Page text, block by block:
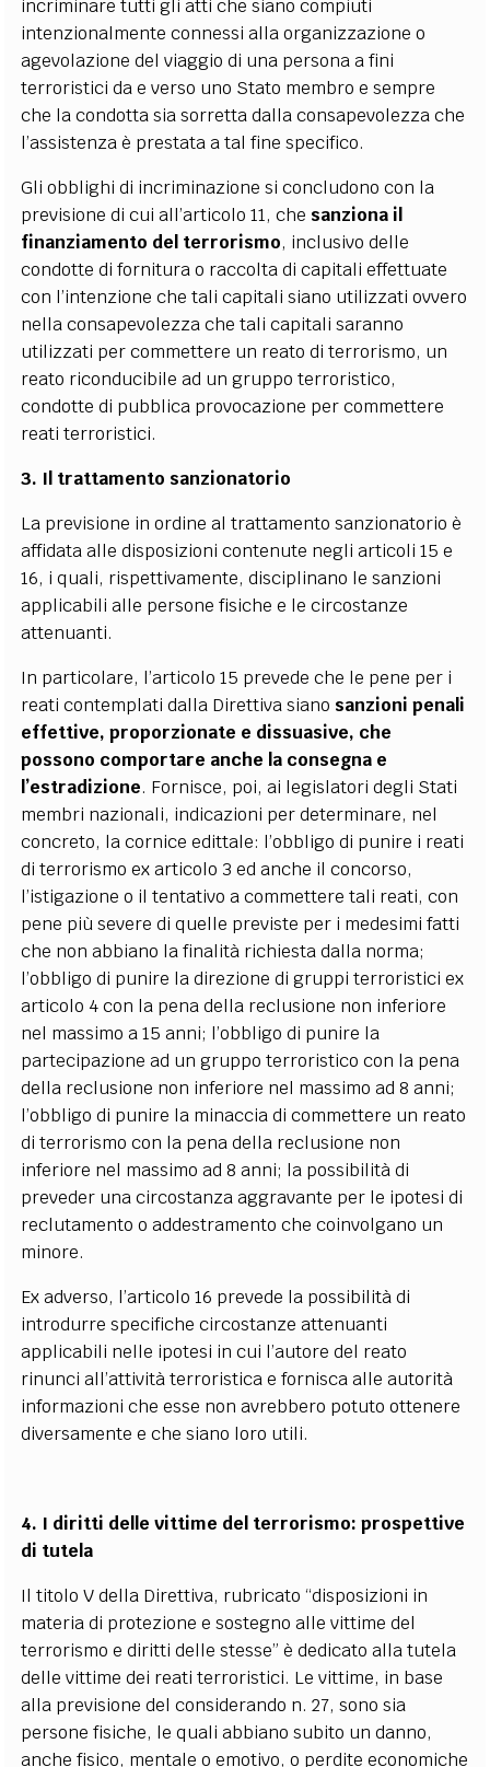
incriminare tutti gli atti che siano compiuti
intenzionalmente connessi alla organizzazione o
agevolazione del viaggio di una persona a fini
terroristici da e verso uno Stato membro e sempre
che la condotta sia sorretta dalla consapevolezza che
l’assistenza è prestata a tal fine specifico.
Gli obblighi di incriminazione si concludono con la
previsione di cui all’articolo 11, che sanziona il
finanziamento del terrorismo, inclusivo delle
condotte di fornitura o raccolta di capitali effettuate
con l’intenzione che tali capitali siano utilizzati ovvero
nella consapevolezza che tali capitali saranno
utilizzati per commettere un reato di terrorismo, un
reato riconducibile ad un gruppo terroristico,
condotte di pubblica provocazione per commettere
reati terroristici.
3. Il trattamento sanzionatorio
La previsione in ordine al trattamento sanzionatorio è
affidata alle disposizioni contenute negli articoli 15 e
16, i quali, rispettivamente, disciplinano le sanzioni
applicabili alle persone fisiche e le circostanze
attenuanti.
In particolare, l’articolo 15 prevede che le pene per i
reati contemplati dalla Direttiva siano sanzioni penali
effettive, proporzionate e dissuasive, che
possono comportare anche la consegna e
l’estradizione. Fornisce, poi, ai legislatori degli Stati
membri nazionali, indicazioni per determinare, nel
concreto, la cornice edittale: l’obbligo di punire i reati
di terrorismo ex articolo 3 ed anche il concorso,
l’istigazione o il tentativo a commettere tali reati, con
pene più severe di quelle previste per i medesimi fatti
che non abbiano la finalità richiesta dalla norma;
l’obbligo di punire la direzione di gruppi terroristici ex
articolo 4 con la pena della reclusione non inferiore
nel massimo a 15 anni; l’obbligo di punire la
partecipazione ad un gruppo terroristico con la pena
della reclusione non inferiore nel massimo ad 8 anni;
l’obbligo di punire la minaccia di commettere un reato
di terrorismo con la pena della reclusione non
inferiore nel massimo ad 8 anni; la possibilità di
preveder una circostanza aggravante per le ipotesi di
reclutamento o addestramento che coinvolgano un
minore.
Ex adverso, l’articolo 16 prevede la possibilità di
introdurre specifiche circostanze attenuanti
applicabili nelle ipotesi in cui l’autore del reato
rinunci all’attività terroristica e fornisca alle autorità
informazioni che esse non avrebbero potuto ottenere
diversamente e che siano loro utili.
4. I diritti delle vittime del terrorismo: prospettive
di tutela
Il titolo V della Direttiva, rubricato “disposizioni in
materia di protezione e sostegno alle vittime del
terrorismo e diritti delle stesse” è dedicato alla tutela
delle vittime dei reati terroristici. Le vittime, in base
alla previsione del considerando n. 27, sono sia
persone fisiche, le quali abbiano subito un danno,
anche fisico, mentale o emotivo, o perdite economiche